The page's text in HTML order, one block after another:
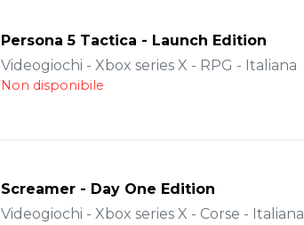
Persona 5 Tactica - Launch Edition
Videogiochi - Xbox series X - RPG - Italiana
Non disponibile
Screamer - Day One Edition
Videogiochi - Xbox series X - Corse - Italiana